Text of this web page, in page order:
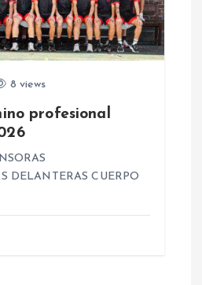
8 views
profesional
DELANTERAS CUERPO